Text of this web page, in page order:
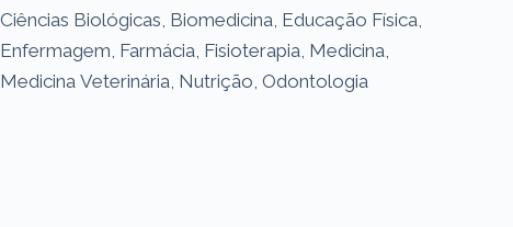
Ciências Biológicas, Biomedicina, Educação Física,
Enfermagem, Farmácia, Fisioterapia, Medicina,
Medicina Veterinária, Nutrição, Odontologia